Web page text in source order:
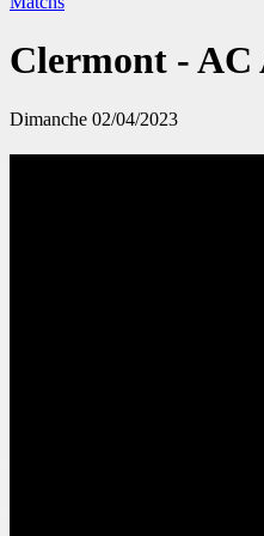
Clermont - AC
Dimanche 02/04/2023